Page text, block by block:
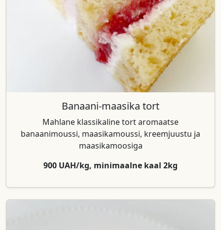
Banaani-maasika tort
Mahlane klassikaline tort aromaatse
banaanimoussi, maasikamoussi, kreemjuustu ja
maasikamoosiga
900 UAH/kg, minimaalne kaal 2kg